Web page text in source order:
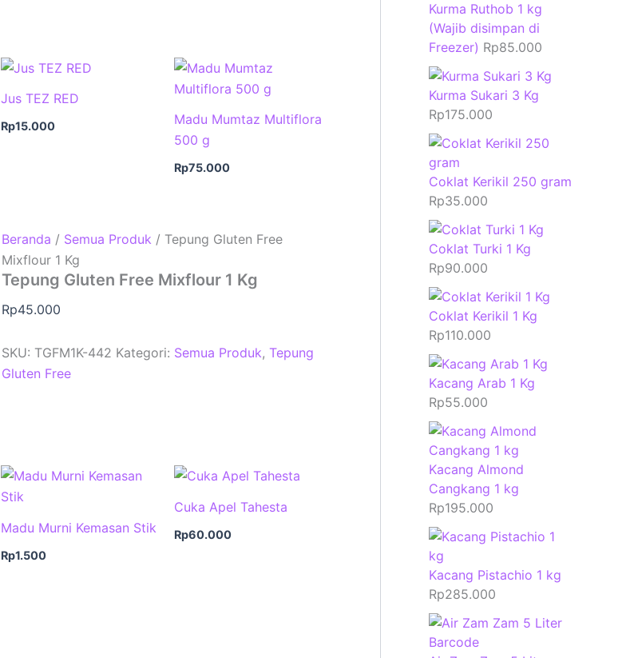
Jus TEZ RED
Rp15.000
Madu Mumtaz Multiflora
500 g
Rp75.000
Beranda / Semua Produk / Tepung Gluten Free
Mixflour 1 Kg
Tepung Gluten Free Mixflour 1 Kg
Rp45.000
SKU: TGFM1K-442 Kategori: Semua Produk,Tepung
Gluten Free
Madu Murni Kemasan Stik
Rp1.500
Cuka Apel Tahesta
Rp60.000
Kurma Ruthob 1 kg
(Wajib disimpan di
Freezer) Rp85.000
Kurma Sukari 3 Kg
Rp175.000
Coklat Kerikil 250 gram
Rp35.000
Coklat Turki 1 Kg
Rp90.000
Coklat Kerikil 1 Kg
Rp110.000
Kacang Arab 1 Kg
Rp55.000
Kacang Almond
Cangkang 1 kg
Rp195.000
Kacang Pistachio 1 kg
Rp285.000